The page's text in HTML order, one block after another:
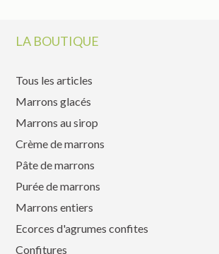
LA BOUTIQUE
Tous les articles
Marrons glacés
Marrons au sirop
Crème de marrons
Pâte de marrons
Purée de marrons
Marrons entiers
Ecorces d'agrumes confites
Confitures